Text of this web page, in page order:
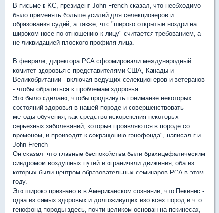
В письме к KC, президент John French сказал, что необходимо
было применять больше усилий для селекционеров и
образования судей, а также, что "широко открытые ноздри на
широком носе по отношению к лицу" считается требованием, а
не ликвидацией плоского профиля лица.
.
В феврале, директора PCA сформировали международный
комитет здоровья с представителями США, Канады и
Великобритании - включая ведущих селекционеров и ветеранов
- чтобы обратиться к проблемам здоровья.
Это было сделано, чтобы продвинуть понимание некоторых
состояний здоровья в нашей породе и совершенствовать
методы обучения, как средство искоренения некоторых
серьезных заболеваний, которые проявляются в породе со
временем, и проиводят к сокращению генофонда", написал г-и
John French
Он сказал, что главные беспокойства были брахицефалическим
синдромом воздушных путей и ограничили движения, оба из
которых были центром образовательных семинаров PCA в этом
году.
Это широко признано в в Американском сознании, что Пекинес -
одна из самых здоровых и долгоживущих изо всех пород и что
генофонд породы здесь, почти целиком основан на пекинесах,